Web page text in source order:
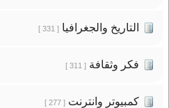
التاريخ والجغرافيا[ 331 ]
فكر وثقافة[ 311 ]
كمبيوتر وانترنت[ 277 ]